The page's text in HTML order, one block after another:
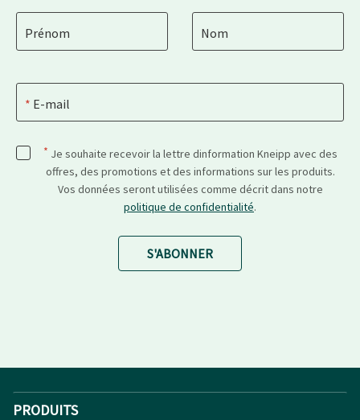
Prénom Nom
E-mail
* Je souhaite recevoir la lettre dinformation Kneipp avec des
offres, des promotions et des informations sur les produits.
Vos données seront utilisées comme décrit dans notre
politique de confidentialité.
S'ABONNER
PRODUITS